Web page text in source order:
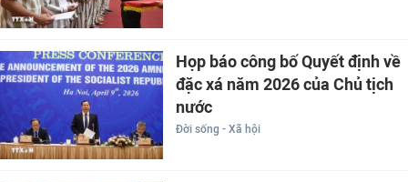
Họp báo công bố Quyết định về
đặc xá năm 2026 của Chủ tịch
nước
Đời sống - Xã hội